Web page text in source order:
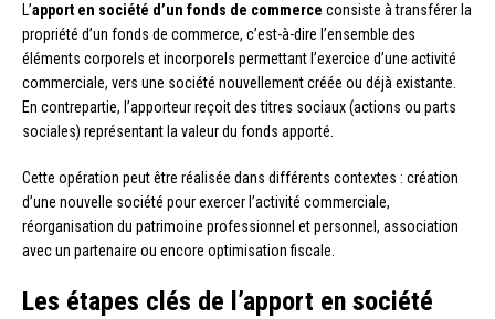
L’apport en société d’un fonds de commerce consiste à transférer la
propriété d’un fonds de commerce, c’est-à-dire l’ensemble des
éléments corporels et incorporels permettant l’exercice d’une activité
commerciale, vers une société nouvellement créée ou déjà existante.
En contrepartie, l’apporteur reçoit des titres sociaux (actions ou parts
sociales) représentant la valeur du fonds apporté.
Cette opération peut être réalisée dans différents contextes : création
d’une nouvelle société pour exercer l’activité commerciale,
réorganisation du patrimoine professionnel et personnel, association
avec un partenaire ou encore optimisation fiscale.
Les étapes clés de l’apport en société